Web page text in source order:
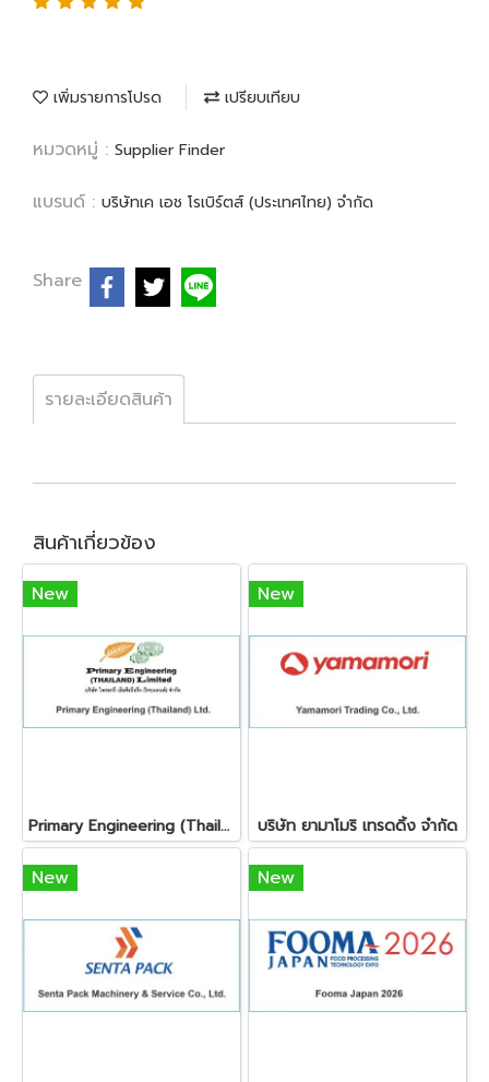
เพิ่มรายการโปรด เปรียบเทียบ
หมวดหมู่ : Supplier Finder
แบรนด์ : บริษัทเค เอช โรเบิร์ตส์ (ประเทศไทย) จำกัด
Share
รายละเอียดสินค้า
สินค้าเกี่ยวข้อง
New
Primary Engineering (Thailand) Ltd.
New
บริษัท ยามาโมริ เทรดดิ้ง จำกัด
New New